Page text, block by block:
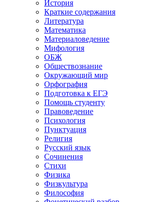
История
Краткие содержания
Литература
Математика
Материаловедение
Мифология
ОБЖ
Обществознание
Окружающий мир
Орфография
Подготовка к ЕГЭ
Помощь студенту
Правоведение
Психология
Пунктуация
Религия
Русский язык
Сочинения
Стихи
Физика
Физкультура
Философия